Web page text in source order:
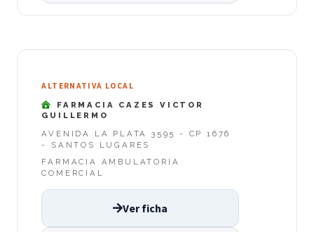
ALTERNATIVA LOCAL
FARMACIA CAZES VICTOR
GUILLERMO
AVENIDA LA PLATA 3595 - CP 1676
- SANTOS LUGARES
FARMACIA AMBULATORIA
COMERCIAL
Ver ficha